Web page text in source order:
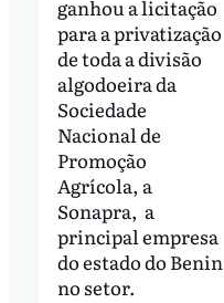
ganhou a licitação
para a privatização
de toda a divisão
algodoeira da
Sociedade
Nacional de
Promoção
Agrícola, a
Sonapra, a
principal empresa
do estado do Benin
no setor.